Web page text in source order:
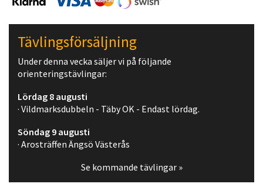
Tävlingsförsäljning
Under denna vecka säljer vi på följande
orienteringstävlingar:
Lördag 8 augusti
· Vildmarksdubbeln - Täby OK - Endast lördag.
Söndag 9 augusti
· Arosträffen Ängsö Västerås
Se kommande tävlingar »